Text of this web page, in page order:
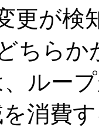
更が検
ちら
ルー
を消費